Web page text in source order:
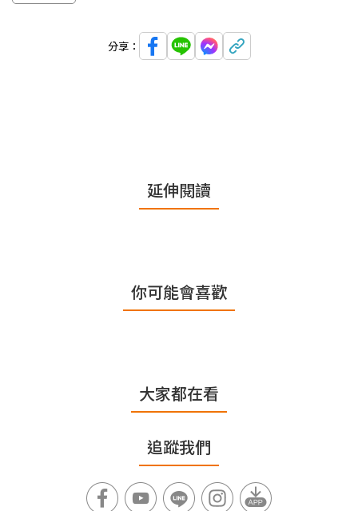
分享：
延伸閱讀
你可能會喜歡
大家都在看
追蹤我們